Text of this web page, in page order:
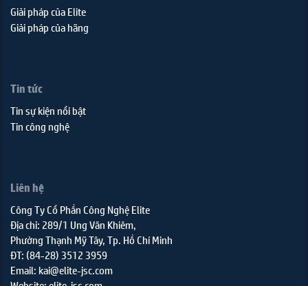
Giải pháp của Elite
Giải pháp của hãng
Tin tức
Tin sự kiện nổi bật
Tin công nghệ
Liên hệ
Công Ty Cổ Phần Công Nghệ Elite
Địa chỉ: 289/1 Ung Văn Khiêm,
Phường Thạnh Mỹ Tây, Tp. Hồ Chí Minh
ĐT: (84-28) 3512 3959
Email: kai@elite-jsc.com